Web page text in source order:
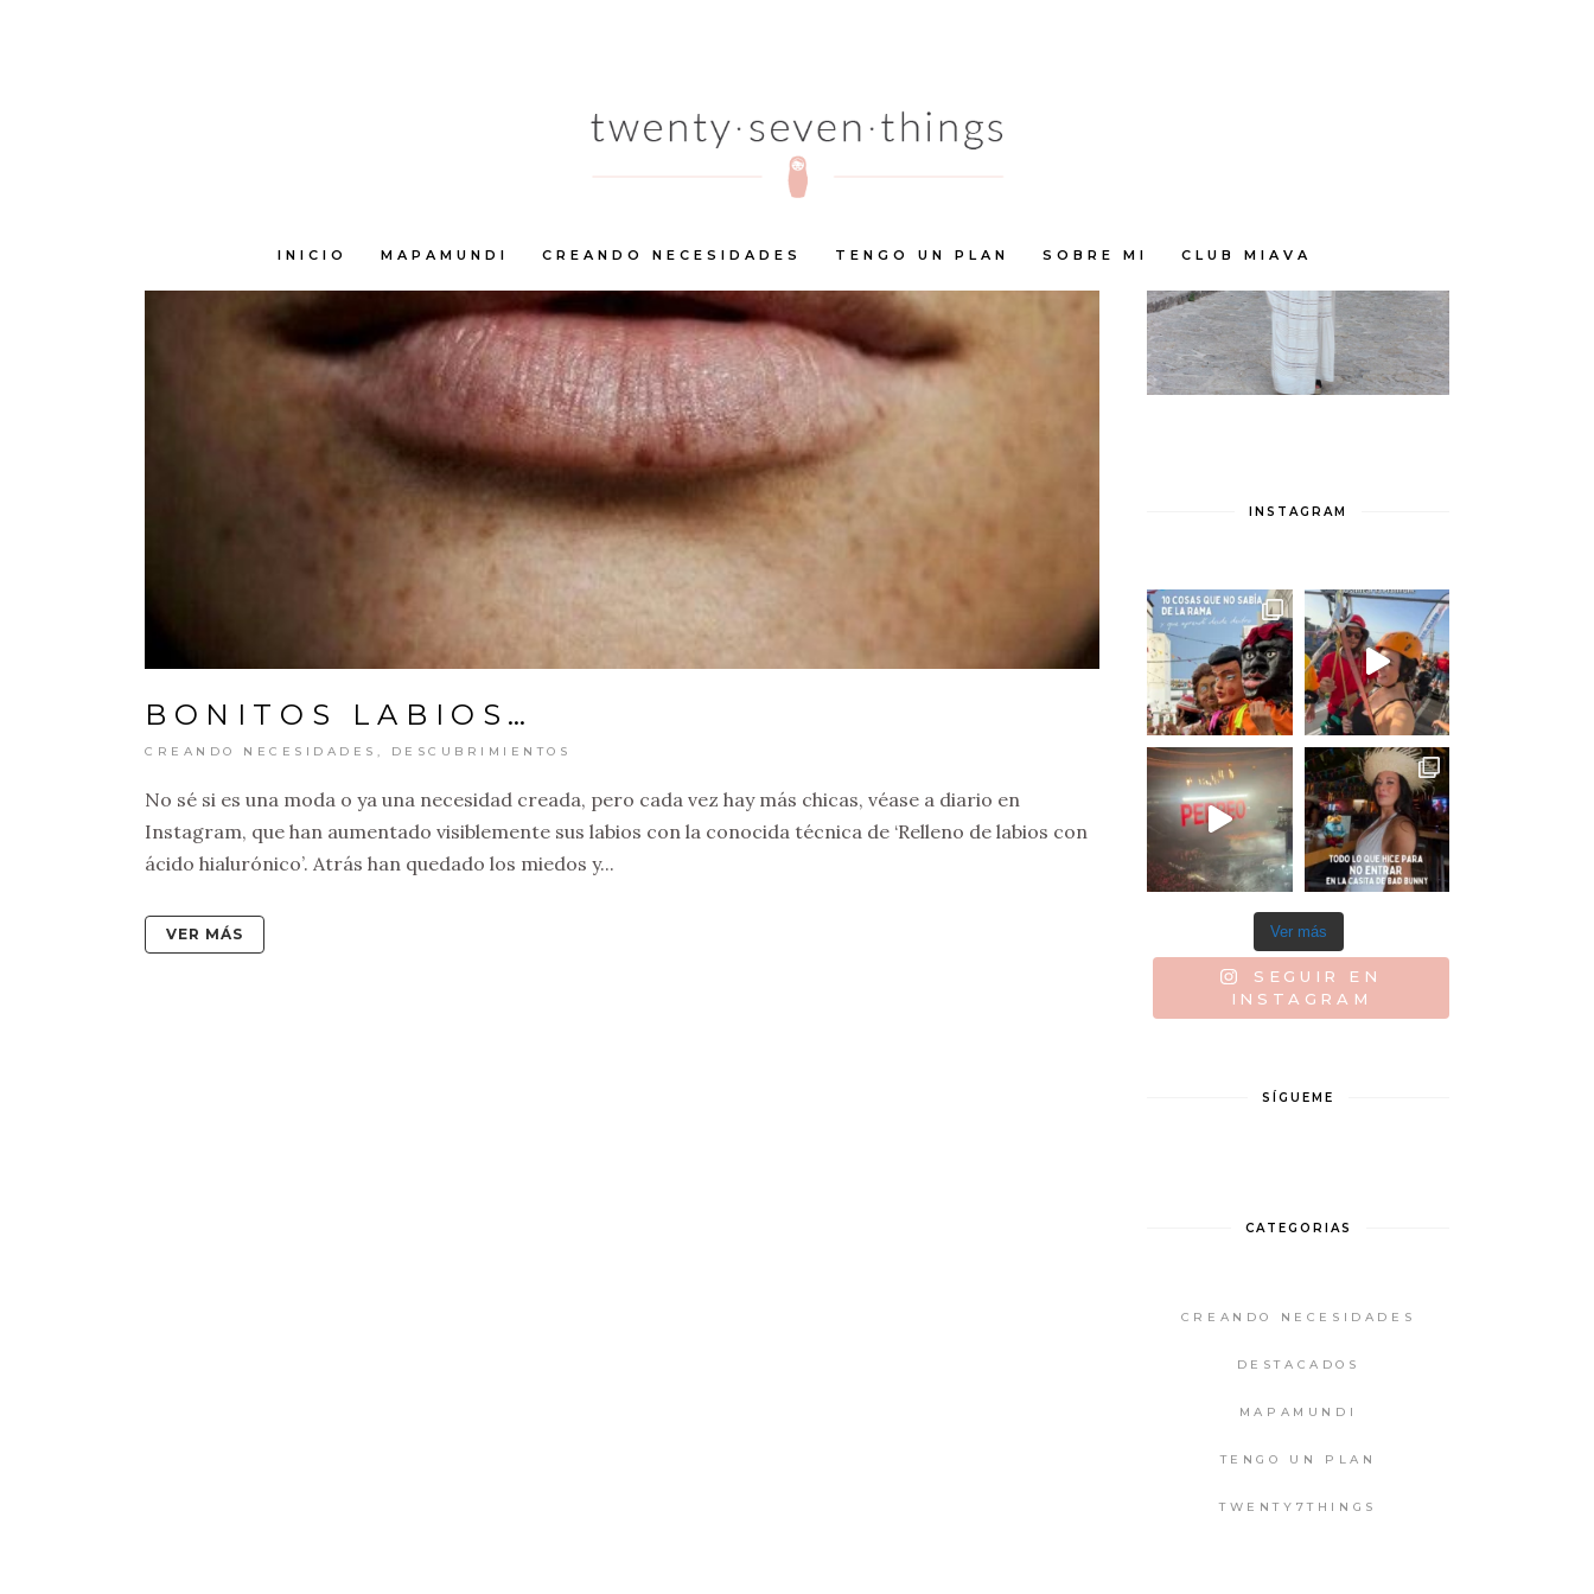
INICIO MAPAMUNDI CREANDO NECESIDADES TENGO UN PLAN SOBRE MI CLUB MIAVA
BONITOS LABIOS…
CREANDO NECESIDADES , DESCUBRIMIENTOS
No sé si es una moda o ya una necesidad creada, pero cada vez hay más chicas, véase a diario en
Instagram, que han aumentado visiblemente sus labios con la conocida técnica de ‘Relleno de labios con
ácido hialurónico’. Atrás han quedado los miedos y...
VER MÁS
INSTAGRAM
Ver más
SEGUIR EN
INSTAGRAM
SÍGUEME
CATEGORIAS
CREANDO NECESIDADES
DESTACADOS
MAPAMUNDI
TENGO UN PLAN
TWENTY7THINGS